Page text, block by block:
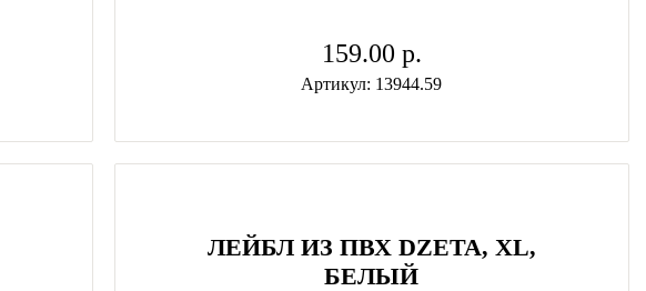
159.00 p.
Артикул: 13944.59
ЛЕЙБЛ ИЗ ПВХ DZETA, ХL,
БЕЛЫЙ